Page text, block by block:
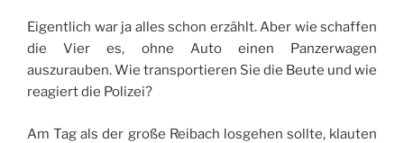
Eigentlich war ja alles schon erzählt. Aber wie schaffen
die Vier es, ohne Auto einen Panzerwagen
auszurauben. Wie transportieren Sie die Beute und wie
reagiert die Polizei?
Am Tag als der große Reibach losgehen sollte, klauten